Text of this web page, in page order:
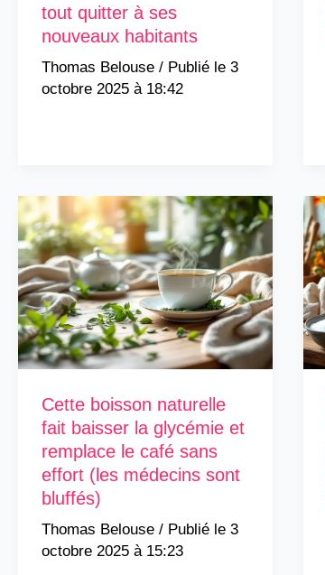
tout quitter à ses
nouveaux habitants
Thomas Belouse /
3
octobre 2025 à 18:42
Cette boisson naturelle
fait baisser la glycémie et
remplace le café sans
effort (les médecins sont
bluffés)
Thomas Belouse /
3
octobre 2025 à 15:23